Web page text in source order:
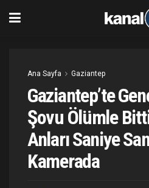
Ana Sayfa Gaziantep
Gaziantep’te
Şovu Ölümle
Anları Saniye
Kamerada